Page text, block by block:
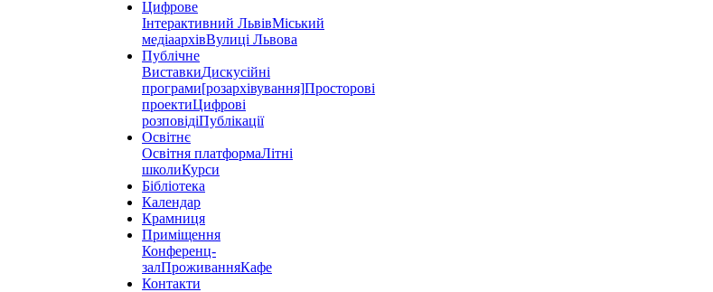
Цифрове
Інтерактивний ЛьвівМіський
медіаархівВулиці Львова
Публічне
ВиставкиДискусійні
програми[розархівування]Просторові
проектиЦифрові
розповідіПублікації
Освітнє
Освітня платформаЛітні
школиКурси
Бібліотека
Календар
Крамниця
Приміщення
Конференц-
залПроживанняКафе
Контакти